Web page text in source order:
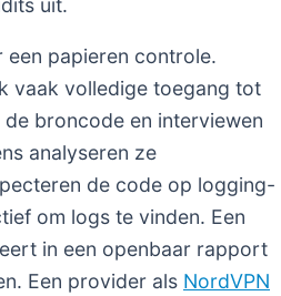
uit.
een papieren controle.
vaak volledige toegang tot
broncode en interviewen
analyseren ze
de code op logging-
om logs te vinden. Een
in een openbaar rapport
Een provider als NordVPN